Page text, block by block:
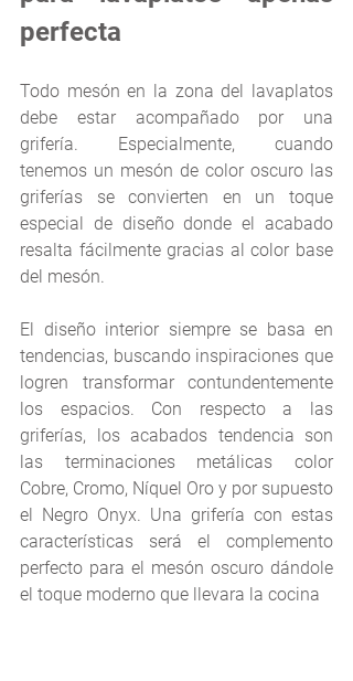
perfecta
Todo mesón en la zona del lavaplatos
debe estar acompañado por una
grifería. Especialmente, cuando
tenemos un mesón de color oscuro las
griferías se convierten en un toque
especial de diseño donde el acabado
resalta fácilmente gracias al color base
del mesón.
El diseño interior siempre se basa en
tendencias, buscando inspiraciones que
logren transformar contundentemente
los espacios. Con respecto a las
griferías, los acabados tendencia son
las terminaciones metálicas color
Cobre, Cromo, Níquel Oro y por supuesto
el Negro Onyx. Una grifería con estas
características será el complemento
perfecto para el mesón oscuro dándole
el toque moderno que llevara la cocina